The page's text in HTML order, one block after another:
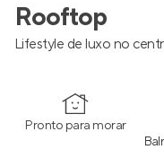
Rooftop
Lifestyle de luxo no
Pronto para morar